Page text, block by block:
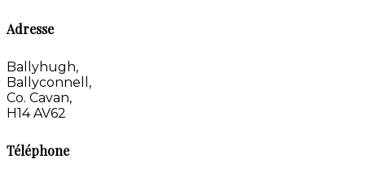
Adresse
Ballyhugh,
Ballyconnell,
Co. Cavan,
H14 AV62
Téléphone